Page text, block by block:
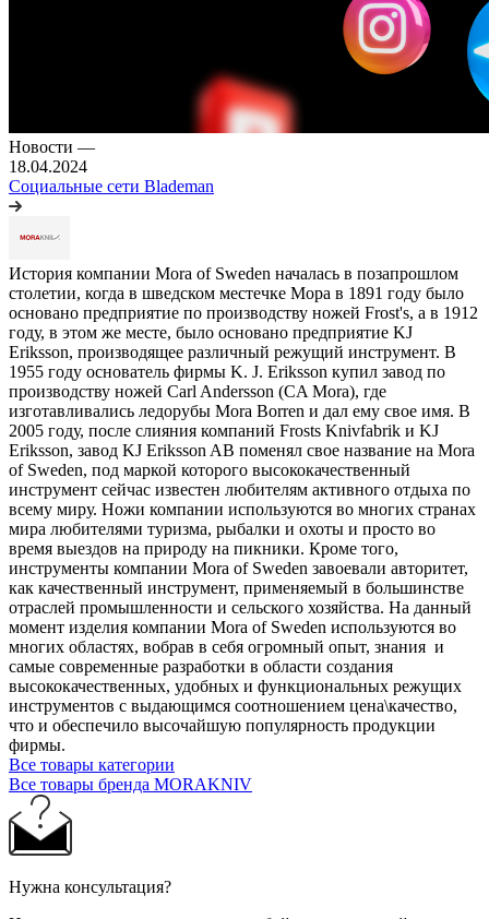
Новости —
18.04.2024
Социальные сети Blademan
История компании Mora of Sweden началась в позапрошлом
столетии, когда в шведском местечке Мора в 1891 году было
основано предприятие по производству ножей Frost's, а в 1912
году, в этом же месте, было основано предприятие KJ
Eriksson, производящее различный режущий инструмент. В
1955 году основатель фирмы K. J. Eriksson купил завод по
производству ножей Carl Andersson (CA Mora), где
изготавливались ледорубы Mora Borren и дал ему свое имя. В
2005 году, после слияния компаний Frosts Knivfabrik и KJ
Eriksson, завод KJ Eriksson AB поменял свое название на Mora
of Sweden, под маркой которого высококачественный
инструмент сейчас известен любителям активного отдыха по
всему миру. Ножи компании используются во многих странах
мира любителями туризма, рыбалки и охоты и просто во
время выездов на природу на пикники. Кроме того,
инструменты компании Mora of Sweden завоевали авторитет,
как качественный инструмент, применяемый в большинстве
отраслей промышленности и сельского хозяйства. На данный
момент изделия компании Mora of Sweden используются во
многих областях, вобрав в себя огромный опыт, знания и
самые современные разработки в области создания
высококачественных, удобных и функциональных режущих
инструментов с выдающимся соотношением цена\качество,
что и обеспечило высочайшую популярность продукции
фирмы.
Все товары категории
Все товары бренда MORAKNIV
Нужна консультация?